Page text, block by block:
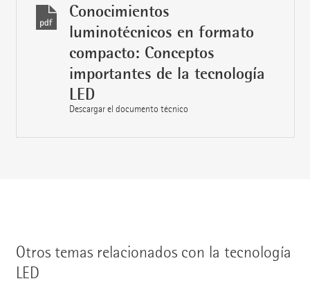
Conocimientos
luminotécnicos en formato
compacto: Conceptos
importantes de la tecnología
LED
Descargar el documento técnico
Otros temas relacionados con la tecnología
LED